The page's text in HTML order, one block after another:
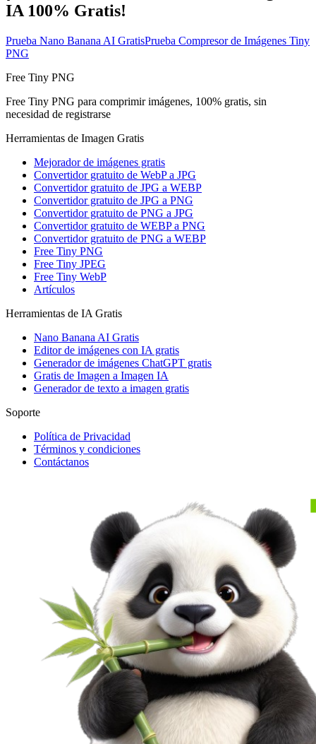
IA 100% Gratis!
Prueba Nano Banana AI GratisPrueba Compresor de Imágenes Tiny
PNG
Free Tiny PNG
Free Tiny PNG para comprimir imágenes, 100% gratis, sin
necesidad de registrarse
Herramientas de Imagen Gratis
Mejorador de imágenes gratis
Convertidor gratuito de WebP a JPG
Convertidor gratuito de JPG a WEBP
Convertidor gratuito de JPG a PNG
Convertidor gratuito de PNG a JPG
Convertidor gratuito de WEBP a PNG
Convertidor gratuito de PNG a WEBP
Free Tiny PNG
Free Tiny JPEG
Free Tiny WebP
Artículos
Herramientas de IA Gratis
Nano Banana AI Gratis
Editor de imágenes con IA gratis
Generador de imágenes ChatGPT gratis
Gratis de Imagen a Imagen IA
Generador de texto a imagen gratis
Soporte
Política de Privacidad
Términos y condiciones
Contáctanos